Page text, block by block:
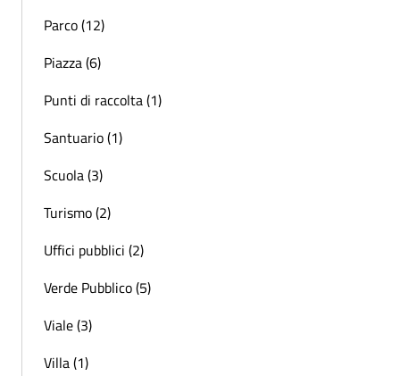
Parco (12)
Piazza (6)
Punti di raccolta (1)
Santuario (1)
Scuola (3)
Turismo (2)
Uffici pubblici (2)
Verde Pubblico (5)
Viale (3)
Villa (1)